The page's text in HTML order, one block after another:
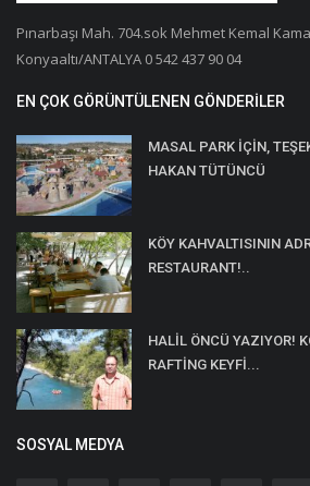
Pınarbaşı Mah. 704.sok Mehmet Kemal
Konyaaltı/ANTALYA 0 542 437 90 04
EN ÇOK GÖRÜNTÜLENEN GÖNDERILER
MASAL PARK İÇİN,
HAKAN TÜTÜNCÜ
KÖY KAHVALTISININ
RESTAURANT!..
HALİL ÖNCÜ YAZIYOR!
RAFTİNG KEYFİ...
SOSYAL MEDYA